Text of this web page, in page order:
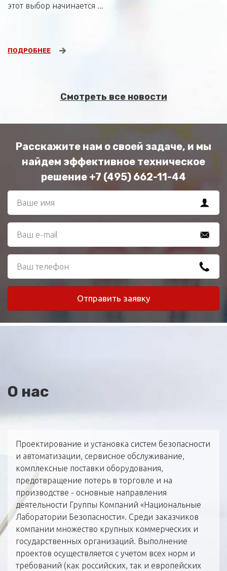
этот выбор начинается ...
ПОДРОБНЕЕ
Смотреть все новости
Расскажите нам о своей задаче, и мы
найдем эффективное техническое
решение +7 (495) 662-11-44
О нас
Проектирование и установка систем безопасности
и автоматизации, сервисное обслуживание,
комплексные поставки оборудования,
предотвращение потерь в торговле и на
производстве - основные направления
деятельности Группы Компаний «Национальные
Лаборатории Безопасности». Среди заказчиков
компании множество крупных коммерческих и
государственных организаций. Выполнение
проектов осуществляется с учетом всех норм и
требований (как российских, так и европейских